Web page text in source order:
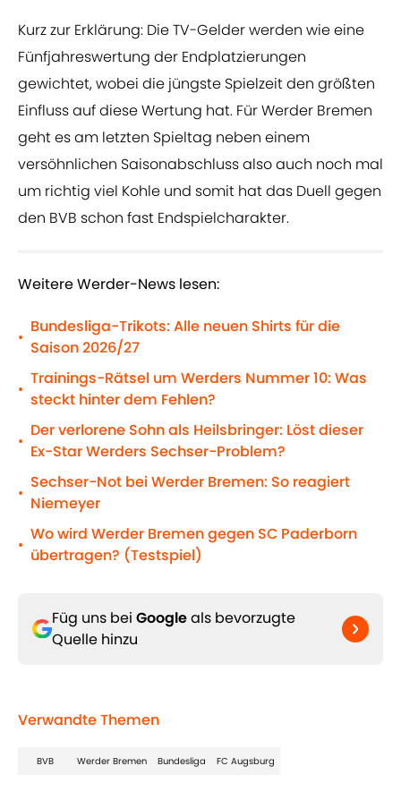
Kurz zur Erklärung: Die TV-Gelder werden wie eine
Fünfjahreswertung der Endplatzierungen
gewichtet, wobei die jüngste Spielzeit den größten
Einfluss auf diese Wertung hat. Für Werder Bremen
geht es am letzten Spieltag neben einem
versöhnlichen Saisonabschluss also auch noch mal
um richtig viel Kohle und somit hat das Duell gegen
den BVB schon fast Endspielcharakter.
Weitere Werder-News lesen:
•
Bundesliga-Trikots: Alle neuen Shirts für die
Saison 2026/27
•
Trainings-Rätsel um Werders Nummer 10: Was
steckt hinter dem Fehlen?
•
Der verlorene Sohn als Heilsbringer: Löst dieser
Ex-Star Werders Sechser-Problem?
•
Sechser-Not bei Werder Bremen: So reagiert
Niemeyer
•
Wo wird Werder Bremen gegen SC Paderborn
übertragen? (Testspiel)
Füg uns bei Googleals bevorzugte
Quelle hinzu
Verwandte Themen
BVB Werder Bremen Bundesliga FC Augsburg